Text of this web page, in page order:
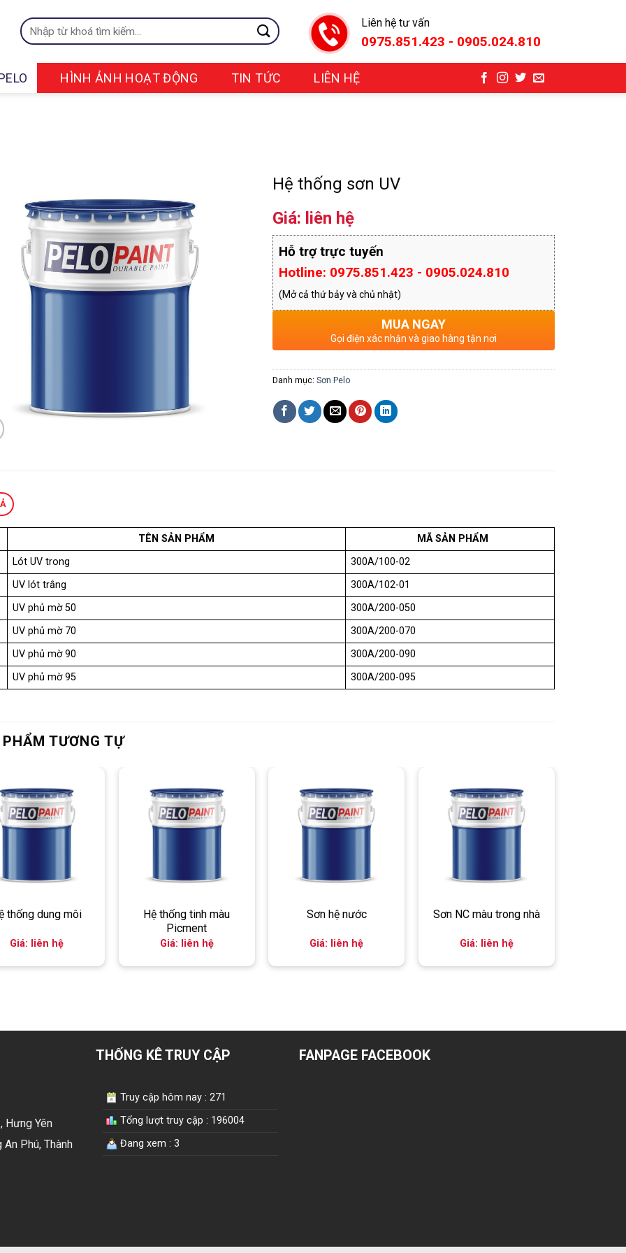
Tìm
kiếm:
Liên hệ tư vấn
0975.851.423 - 0905.024.810
HÌNH ẢNH HOẠT ĐỘNG TIN TỨC LIÊN HỆ
Hệ thống sơn UV
Giá: liên hệ
Hỗ trợ trực tuyến
Hotline: 0975.851.423 - 0905.024.810
(Mở cả thứ bảy và chủ nhật)
MUA NGAY
Gọi điện xác nhận và giao hàng tận nơi
Danh mục: Sơn Pelo
TÊN SẢN PHẨM
MÃ SẢN PHẨM
Lót UV trong
300A/100-02
UV lót trắng
300A/102-01
UV phủ mờ 50
300A/200-050
UV phủ mờ 70
300A/200-070
UV phủ mờ 90
300A/200-090
UV phủ mờ 95 300A/200-095
TƯƠNG TỰ
thống dung môi
Giá: liên hệ
Hệ thống tinh màu
Picment
Giá: liên hệ
Sơn hệ nước
Giá: liên hệ
Sơn NC màu trong nhà
Giá: liên hệ
Hưng Yên
Phú, Thành
THỐNG KÊ TRUY CẬP
Truy cập hôm nay : 271
Tổng lượt truy cập : 196004
Đang xem : 3
FANPAGE FACEBOOK